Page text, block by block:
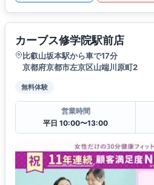
カーブス修学院駅前店
比叡山坂本駅から車で17分
京都府京都市左京区山端川原町2
無料体験
営業時間
平日 10:00〜13:00